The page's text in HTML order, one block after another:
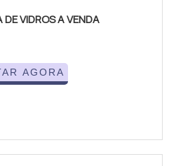
DE VIDROS A VENDA
AGORA